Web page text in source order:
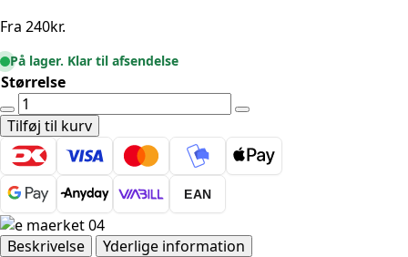
Fra 240kr.
På lager. Klar til afsendelse
Størrelse
Ensfarvede
Nasty
-
Mørkeblå
antal
Tilføj til kurv
EAN
Beskrivelse
Yderlige information